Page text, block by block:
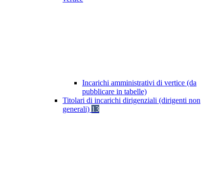
Incarichi amministrativi di vertice (da
pubblicare in tabelle)
Titolari di incarichi dirigenziali (dirigenti non
generali) 13